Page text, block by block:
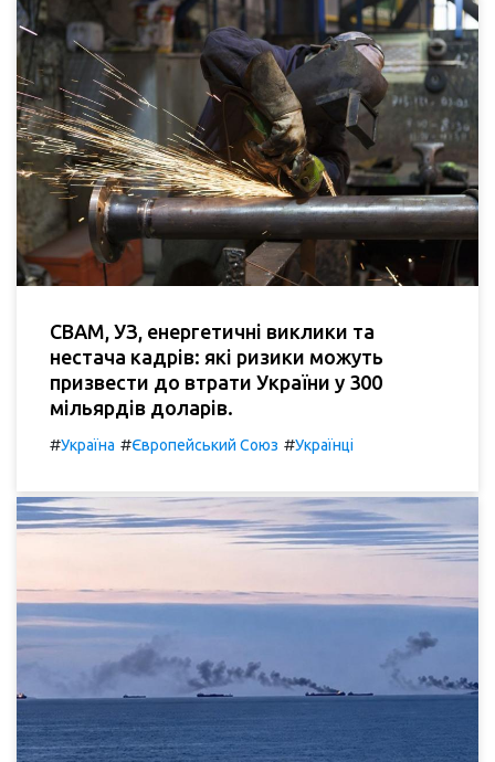
СВАМ, УЗ, енергетичні виклики та
нестача кадрів: які ризики можуть
призвести до втрати України у 300
мільярдів доларів.
#Україна #Європейський Союз #Українці